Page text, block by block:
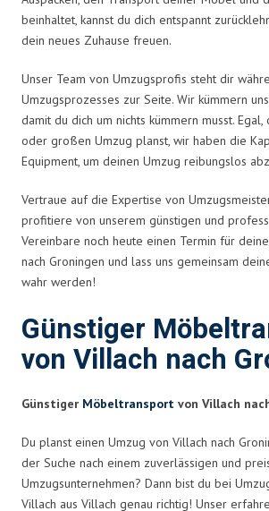
beinhaltet, kannst du dich entspannt
dein neues Zuhause freuen.
Unser Team von Umzugsprofis steht dir
Umzugsprozesses zur Seite. Wir kümmern
damit du dich um nichts kümmern musst.
oder großen Umzug planst, wir haben die
Equipment, um deinen Umzug reibungslos
Vertraue auf die Expertise von
profitiere von unserem günstigen und
Vereinbare noch heute einen Termin für
nach Groningen und lass uns gemeinsam
wahr werden!
Günstiger
von Villach nach
Günstiger Möbeltransport von Villach
Du planst einen Umzug von Villach nach
der Suche nach einem zuverlässigen und
Umzugsunternehmen? Dann bist du bei
Villach aus Villach genau richtig! Unser